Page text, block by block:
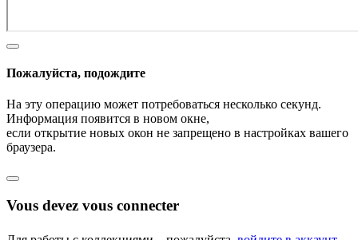
Пожалуйста, подождите
На эту операцию может потребоваться несколько секунд.
Информация появится в новом окне,
если открытие новых окон не запрещено в настройках вашего
браузера.
Vous devez vous connecter